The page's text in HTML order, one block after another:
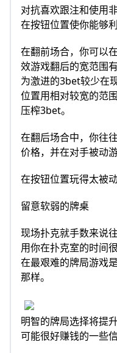
对抗喜欢跟注和使用
在按钮位置使你能够
在翻前场合，你可以
效游戏翻后的宽范围
为激进的3bet较少在
位置用相对较宽的范
压榨3bet。
在翻后场合中，你往
价格，并在对手被动
在按钮位置玩得太被
留意软弱的牌桌
现场扑克就手数来说
用你在扑克室的时间
在最艰难的牌局游戏
那样。
明智的牌局选择将提
可能很好赚钱的一些信